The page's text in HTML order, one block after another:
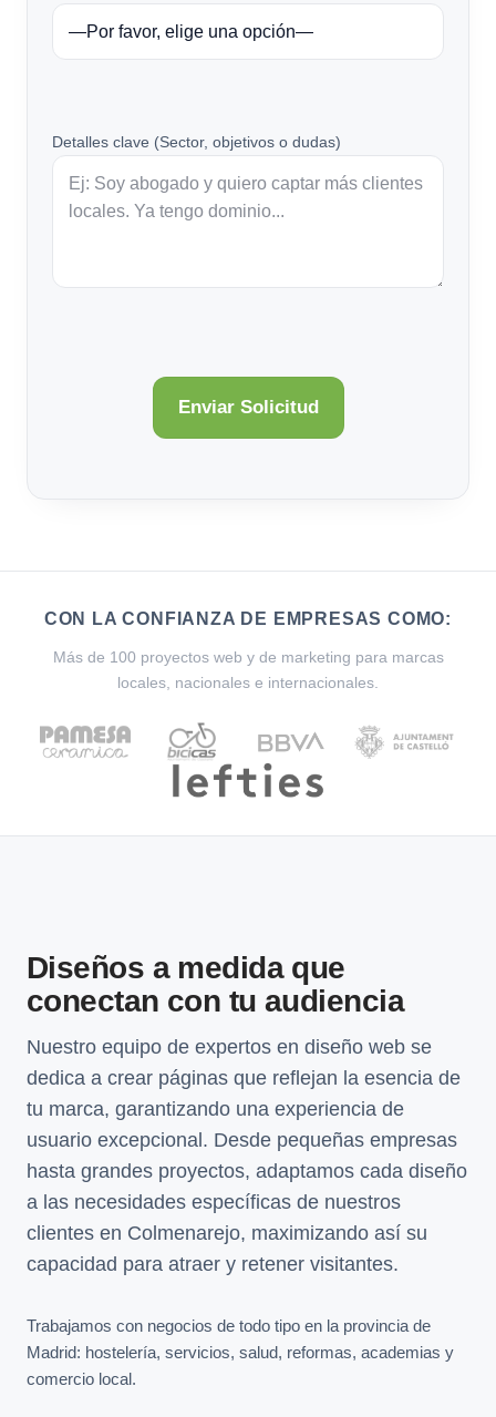
Detalles clave (Sector, objetivos o dudas)
CON LA CONFIANZA DE EMPRESAS COMO:
Más de 100 proyectos web y de marketing para marcas
locales, nacionales e internacionales.
Diseños a medida que
conectan con tu audiencia
Nuestro equipo de expertos en diseño web se
dedica a crear páginas que reflejan la esencia de
tu marca, garantizando una experiencia de
usuario excepcional. Desde pequeñas empresas
hasta grandes proyectos, adaptamos cada diseño
a las necesidades específicas de nuestros
clientes en Colmenarejo, maximizando así su
capacidad para atraer y retener visitantes.
Trabajamos con negocios de todo tipo en la provincia de
Madrid: hostelería, servicios, salud, reformas, academias y
comercio local.